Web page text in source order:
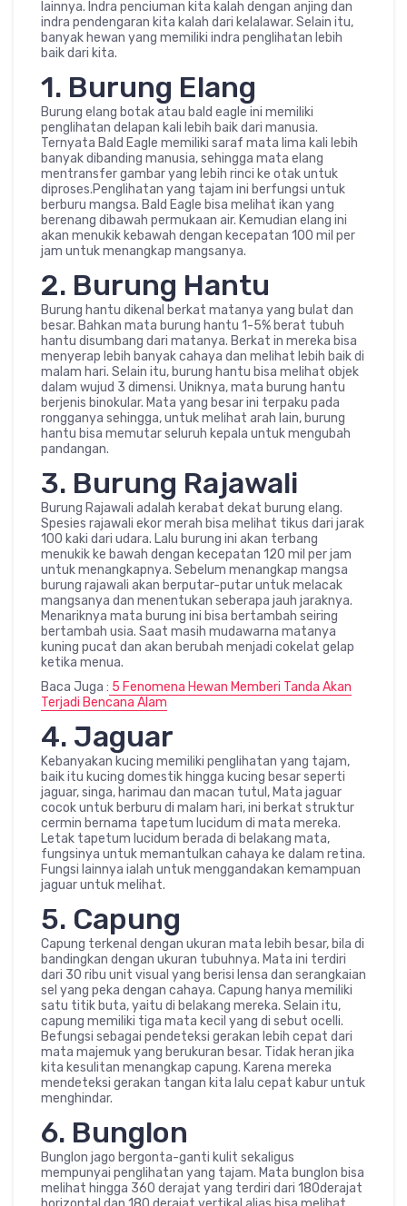
lainnya. Indra penciuman kita kalah dengan anjing dan
indra pendengaran kita kalah dari kelalawar. Selain itu,
banyak hewan yang memiliki indra penglihatan lebih
baik dari kita.
1. Burung Elang
Burung elang botak atau bald eagle ini memiliki
penglihatan delapan kali lebih baik dari manusia.
Ternyata Bald Eagle memiliki saraf mata lima kali lebih
banyak dibanding manusia, sehingga mata elang
mentransfer gambar yang lebih rinci ke otak untuk
diproses.Penglihatan yang tajam ini berfungsi untuk
berburu mangsa. Bald Eagle bisa melihat ikan yang
berenang dibawah permukaan air. Kemudian elang ini
akan menukik kebawah dengan kecepatan 100 mil per
jam untuk menangkap mangsanya.
2. Burung Hantu
Burung hantu dikenal berkat matanya yang bulat dan
besar. Bahkan mata burung hantu 1-5% berat tubuh
hantu disumbang dari matanya. Berkat in mereka bisa
menyerap lebih banyak cahaya dan melihat lebih baik di
malam hari. Selain itu, burung hantu bisa melihat objek
dalam wujud 3 dimensi. Uniknya, mata burung hantu
berjenis binokular. Mata yang besar ini terpaku pada
rongganya sehingga, untuk melihat arah lain, burung
hantu bisa memutar seluruh kepala untuk mengubah
pandangan.
3. Burung Rajawali
Burung Rajawali adalah kerabat dekat burung elang.
Spesies rajawali ekor merah bisa melihat tikus dari jarak
100 kaki dari udara. Lalu burung ini akan terbang
menukik ke bawah dengan kecepatan 120 mil per jam
untuk menangkapnya. Sebelum menangkap mangsa
burung rajawali akan berputar-putar untuk melacak
mangsanya dan menentukan seberapa jauh jaraknya.
Menariknya mata burung ini bisa bertambah seiring
bertambah usia. Saat masih mudawarna matanya
kuning pucat dan akan berubah menjadi cokelat gelap
ketika menua.
Baca Juga : 5 Fenomena Hewan Memberi Tanda Akan
Terjadi Bencana Alam
4. Jaguar
Kebanyakan kucing memiliki penglihatan yang tajam,
baik itu kucing domestik hingga kucing besar seperti
jaguar, singa, harimau dan macan tutul, Mata jaguar
cocok untuk berburu di malam hari, ini berkat struktur
cermin bernama tapetum lucidum di mata mereka.
Letak tapetum lucidum berada di belakang mata,
fungsinya untuk memantulkan cahaya ke dalam retina.
Fungsi lainnya ialah untuk menggandakan kemampuan
jaguar untuk melihat.
5. Capung
Capung terkenal dengan ukuran mata lebih besar, bila di
bandingkan dengan ukuran tubuhnya. Mata ini terdiri
dari 30 ribu unit visual yang berisi lensa dan serangkaian
sel yang peka dengan cahaya. Capung hanya memiliki
satu titik buta, yaitu di belakang mereka. Selain itu,
capung memiliki tiga mata kecil yang di sebut ocelli.
Befungsi sebagai pendeteksi gerakan lebih cepat dari
mata majemuk yang berukuran besar. Tidak heran jika
kita kesulitan menangkap capung. Karena mereka
mendeteksi gerakan tangan kita lalu cepat kabur untuk
menghindar.
6. Bunglon
Bunglon jago bergonta-ganti kulit sekaligus
mempunyai penglihatan yang tajam. Mata bunglon bisa
melihat hingga 360 derajat yang terdiri dari 180derajat